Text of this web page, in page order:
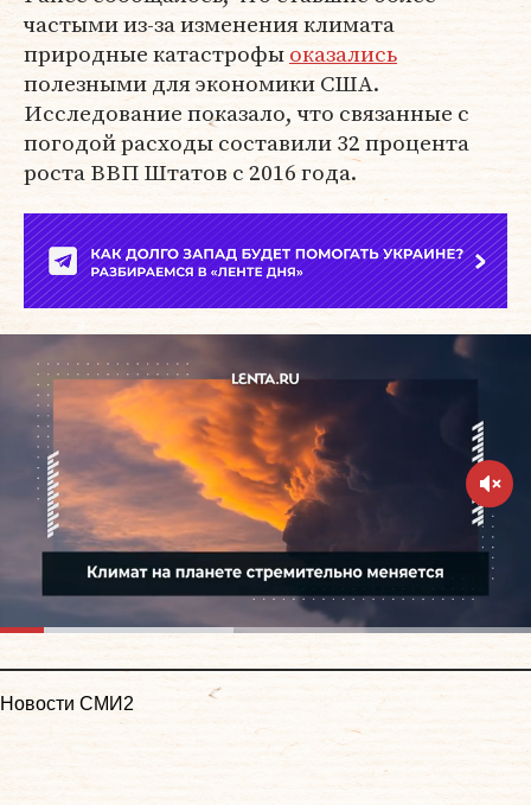
частыми из-за изменения климата
природные катастрофыоказались
полезными для экономики США.
Исследование показало, что связанные с
погодой расходы составили 32 процента
роста ВВП Штатов с 2016 года.
Новости СМИ2